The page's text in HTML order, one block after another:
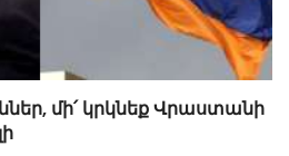
մի՛ կրկնեք Վրաստանի